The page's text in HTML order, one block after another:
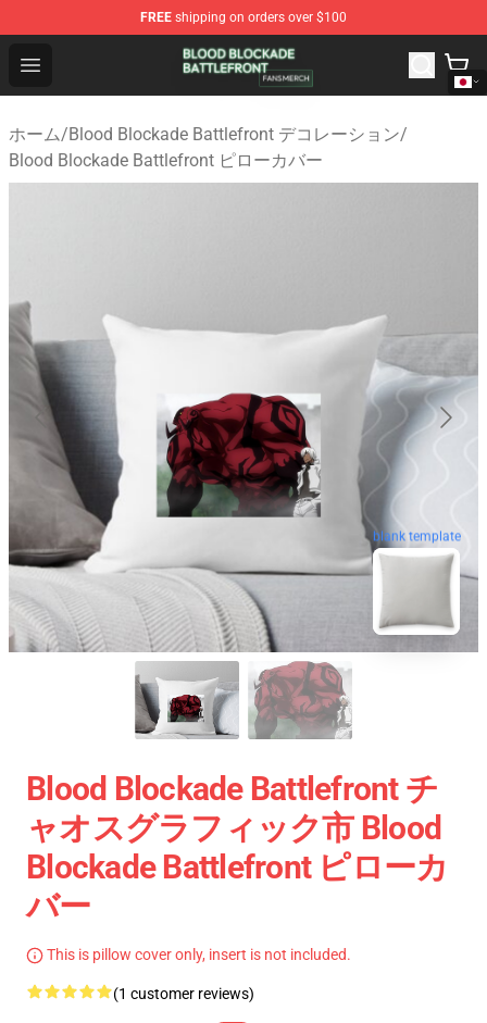
FREE shipping on orders over $100
Open menu
Blood Blockade Battlefront Shop - Official Blood
ホーム/Blood Blockade Battlefront デコレーション/
Blood Blockade Battlefront ピローカバー
blank template
Blood Blockade Battlefront チ
ャオスグラフィック市 Blood
Blockade Battlefront ピローカ
バー
This is pillow cover only, insert is not included.
(1 customer reviews)